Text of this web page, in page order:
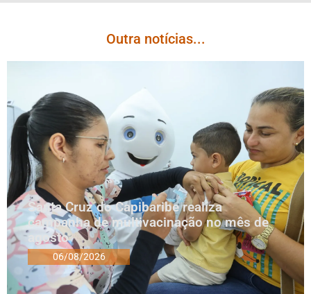
Outra notícias...
Santa Cruz do Capibaribe realiza
campanha de multivacinação no mês de
agosto
06/08/2026